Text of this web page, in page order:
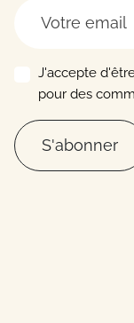
J'accepte
pour des
S'abonner